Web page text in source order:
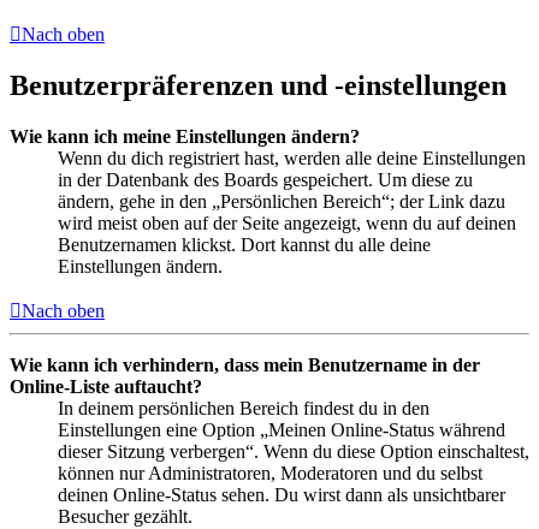
Nach oben
Benutzerpräferenzen und -einstellungen
Wie kann ich meine Einstellungen ändern?
Wenn du dich registriert hast, werden alle deine Einstellungen
in der Datenbank des Boards gespeichert. Um diese zu
ändern, gehe in den „Persönlichen Bereich“; der Link dazu
wird meist oben auf der Seite angezeigt, wenn du auf deinen
Benutzernamen klickst. Dort kannst du alle deine
Einstellungen ändern.
Nach oben
Wie kann ich verhindern, dass mein Benutzername in der
Online-Liste auftaucht?
In deinem persönlichen Bereich findest du in den
Einstellungen eine Option „Meinen Online-Status während
dieser Sitzung verbergen“. Wenn du diese Option einschaltest,
können nur Administratoren, Moderatoren und du selbst
deinen Online-Status sehen. Du wirst dann als unsichtbarer
Besucher gezählt.